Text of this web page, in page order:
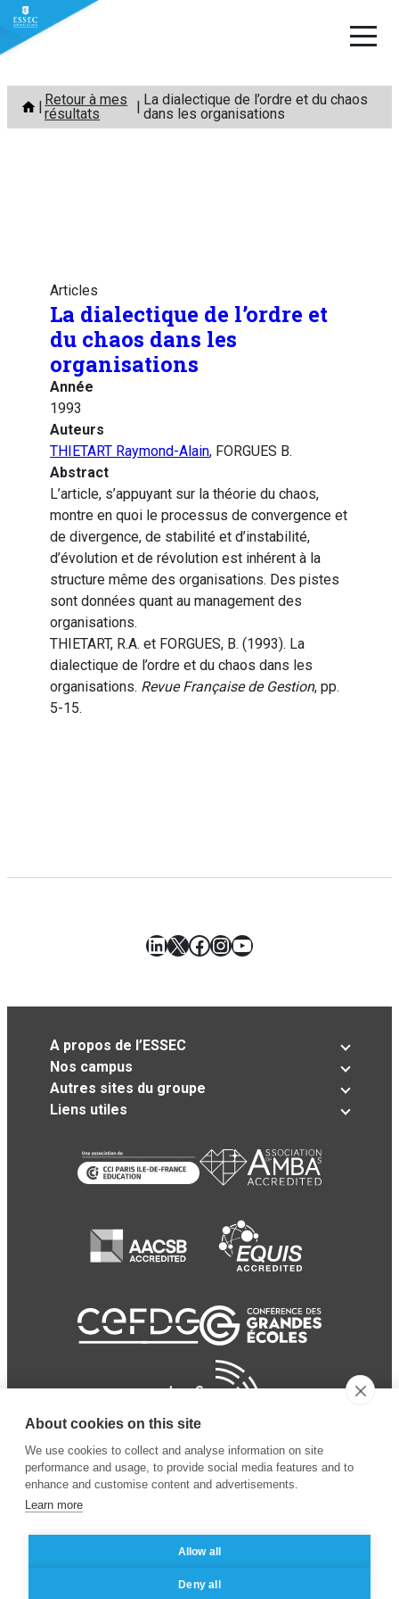
Aller
contenu
Retour à mes
résultats
La dialectique de l’ordre et du chaos
dans les organisations
Articles
La dialectique de l’ordre et
du chaos dans les
organisations
Année
1993
Auteurs
THIETART Raymond-Alain, FORGUES B.
Abstract
L’article, s’appuyant sur la théorie du chaos,
montre en quoi le processus de convergence et
de divergence, de stabilité et d’instabilité,
d’évolution et de révolution est inhérent à la
structure même des organisations. Des pistes
sont données quant au management des
organisations.
THIETART, R.A. et FORGUES, B. (1993). La
dialectique de l’ordre et du chaos dans les
organisations. Revue Française de Gestion, pp.
5-15.
LinkedIn
X Facebook
Instagram
YouTube
A propos de l’ESSEC
Nos campus
Autres sites du groupe
Liens utiles
Mentions légales
About cookies on this site
We use cookies to collect and analyse information on site
performance and usage, to provide social media features and to
enhance and customise content and advertisements.
Learn more
Allow all
Deny all